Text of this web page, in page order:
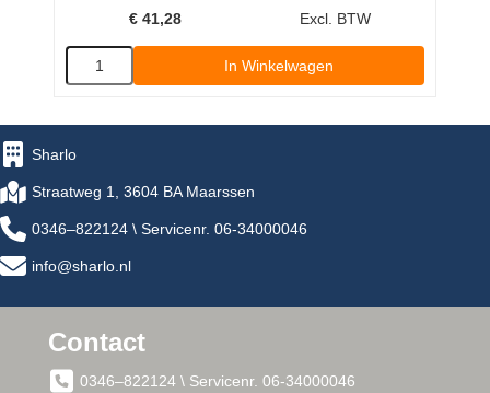
€ 41,28 Excl. BTW
In Winkelwagen
Sharlo
Straatweg 1, 3604 BA Maarssen
0346–822124 \ Servicenr. 06-34000046
info@sharlo.nl
Contact
0346–822124 \ Servicenr. 06-34000046